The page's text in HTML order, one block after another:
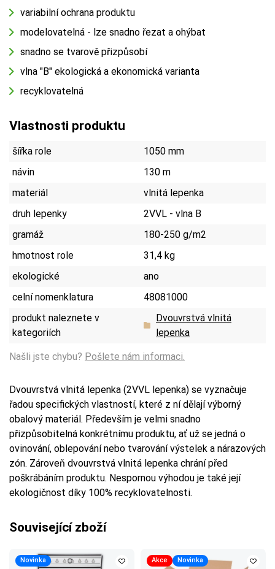
variabilní ochrana produktu
modelovatelná - lze snadno řezat a ohýbat
snadno se tvarově přizpůsobí
vlna "B" ekologická a ekonomická varianta
recyklovatelná
Vlastnosti produktu
šířka role
1050 mm
návin
130 m
materiál
vlnitá lepenka
druh lepenky
2VVL - vlna B
gramáž
180-250 g/m2
hmotnost role
31,4 kg
ekologické
ano
celní nomenklatura
48081000
produkt naleznete v
kategoriích
Dvouvrstvá vlnitá
lepenka
Našli jste chybu? Pošlete nám informaci.
Dvouvrstvá vlnitá lepenka (2VVL lepenka) se vyznačuje
řadou specifických vlastností, které z ní dělají výborný
obalový materiál. Především je velmi snadno
přizpůsobitelná konkrétnímu produktu, ať už se jedná o
ovinování, oblepování nebo tvarování výstelek a nárazových
zón. Zároveň dvouvrstvá vlnitá lepenka chrání před
poškrábáním produktu. Nespornou výhodou je také její
ekologičnost díky 100% recyklovatelnosti.
Související zboží
Novinka Akce Novinka